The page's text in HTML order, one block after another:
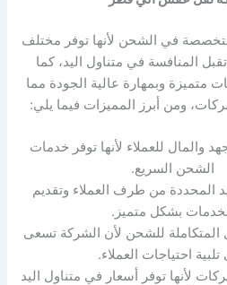
في الشحن لأنها توفر مختلف
المنافسة في متناول اليد، كما
متميزة وبمهارة عالية الجودة مما
ومن أبرز المميزات فيما يلي:
والمال للعملاء لأنها توفر خدمات
الشحن السريع.
المحددة من طرف العملاء وتقديم
بشكل متميز.
المتكاملة للشحن لأن الشركة تسعى
احتياجات العملاء.
لأنها توفر أسعار في متناول اليد